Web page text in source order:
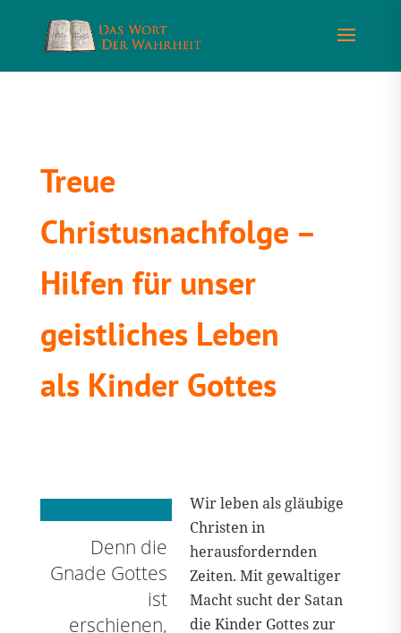
Treue
Christusnachfolge –
Hilfen für unser
geistliches Leben
als Kinder Gottes
Denn die
Gnade Gottes
ist
erschienen,
Wir leben als gläubige
Christen in
herausfordernden
Zeiten. Mit gewaltiger
Macht sucht der Satan
die Kinder Gottes zur